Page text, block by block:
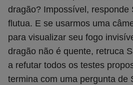
dragão? Impossível, responde
flutua. E se usarmos uma
para visualizar seu fogo
dragão não é quente, retruca
a refutar todos os testes
termina com uma pergunta de